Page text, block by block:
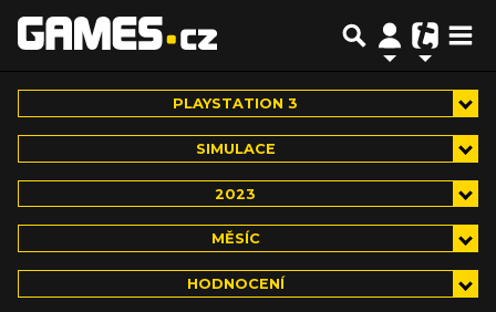
PLAYSTATION 3
SIMULACE
2023
MĚSÍC
HODNOCENÍ